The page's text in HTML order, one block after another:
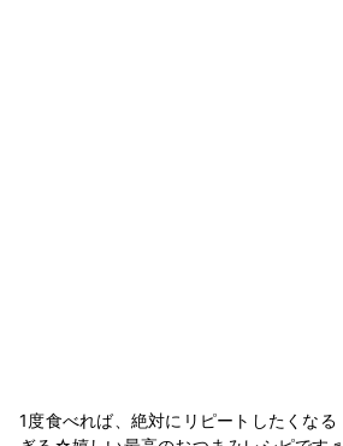
1度食べれば、絶対にリピートしたくな